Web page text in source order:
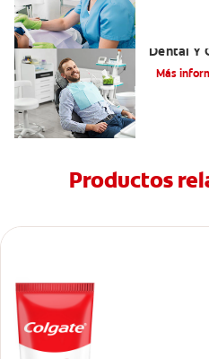
Dental Y
Más
Productos